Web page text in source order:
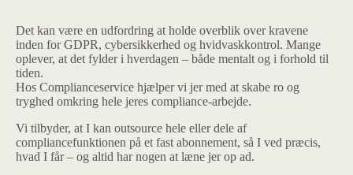
Det kan være en udfordring at holde overblik over kravene
inden for GDPR, cybersikkerhed og hvidvaskkontrol. Mange
oplever, at det fylder i hverdagen – både mentalt og i forhold til
tiden.
Hos Complianceservice hjælper vi jer med at skabe ro og
tryghed omkring hele jeres compliance-arbejde.
Vi tilbyder, at I kan outsource hele eller dele af
compliancefunktionen på et fast abonnement, så I ved præcis,
hvad I får – og altid har nogen at læne jer op ad.